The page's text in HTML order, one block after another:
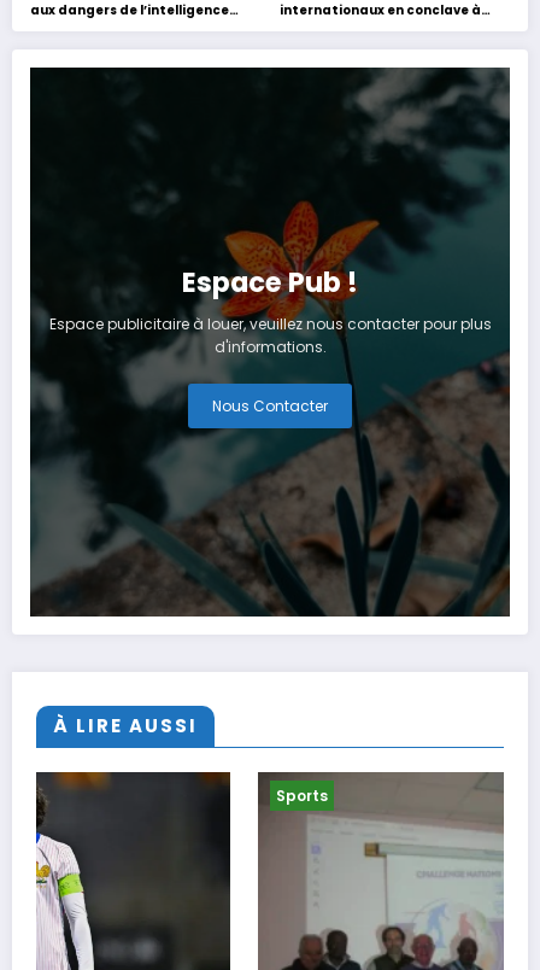
aux dangers de l’intelligence
artificielle
internationaux en conclave à
Tanger
Espace Pub !
Espace publicitaire à louer, veuillez nous contacter pour plus
d'informations.
Nous Contacter
À LIRE AUSSI
Sports